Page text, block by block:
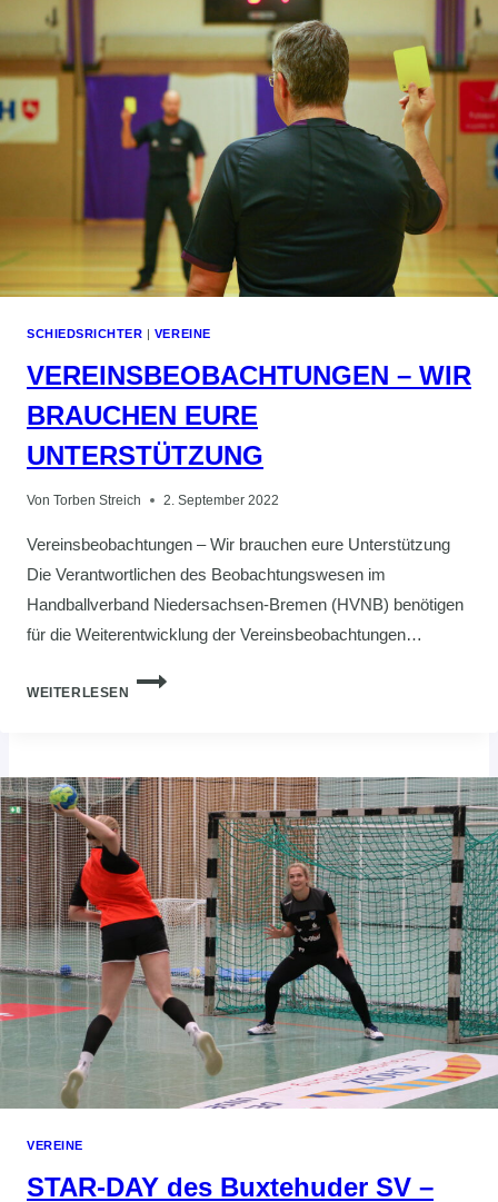
SCHIEDSRICHTER VEREINE
VEREINSBEOBACHTUNGEN – WIR
BRAUCHEN EURE
UNTERSTÜTZUNG
Von Torben Streich 2. September 2022
Vereinsbeobachtungen – Wir brauchen eure Unterstützung
Die Verantwortlichen des Beobachtungswesen im
Handballverband Niedersachsen-Bremen (HVNB) benötigen
für die Weiterentwicklung der Vereinsbeobachtungen…
WEITERLESEN
VEREINSBEOBACHTUNGEN
UNTERSTÜTZUNG
VEREINE
STAR-DAY des Buxtehuder SV –